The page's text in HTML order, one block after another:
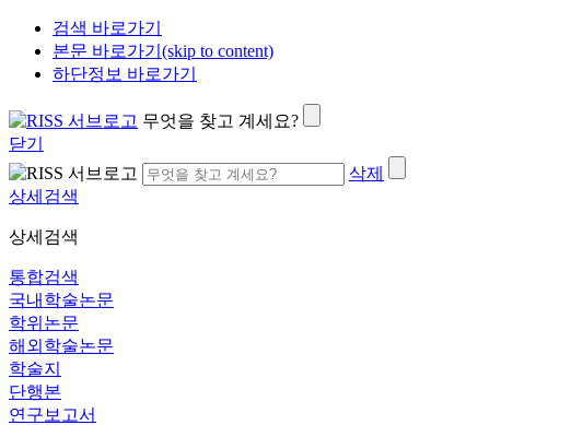
검색 바로가기
본문 바로가기(skip to content)
하단정보 바로가기
무엇을 찾고 계세요?
닫기
삭제
상세검색
상세검색
통합검색
국내학술논문
학위논문
해외학술논문
학술지
단행본
연구보고서